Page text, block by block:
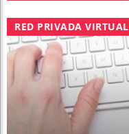
RED PRIVADA VIRTUAL